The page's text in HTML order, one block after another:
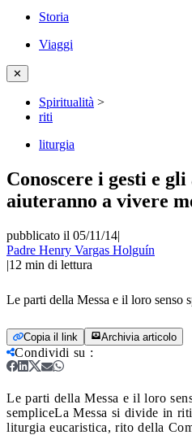
Storia
Viaggi
✕
Spiritualità >
riti
liturgia
Conoscere i gesti e
aiuteranno a vivere
pubblicato il 05/11/14|
Padre Henry Vargas Holguín
|12 min di lettura
Le parti della Messa e il loro senso
Copia il link Archivia articolo
Condividi su :
Le parti della Messa e il loro
sempliceLa Messa si divide in
liturgia eucaristica, rito della